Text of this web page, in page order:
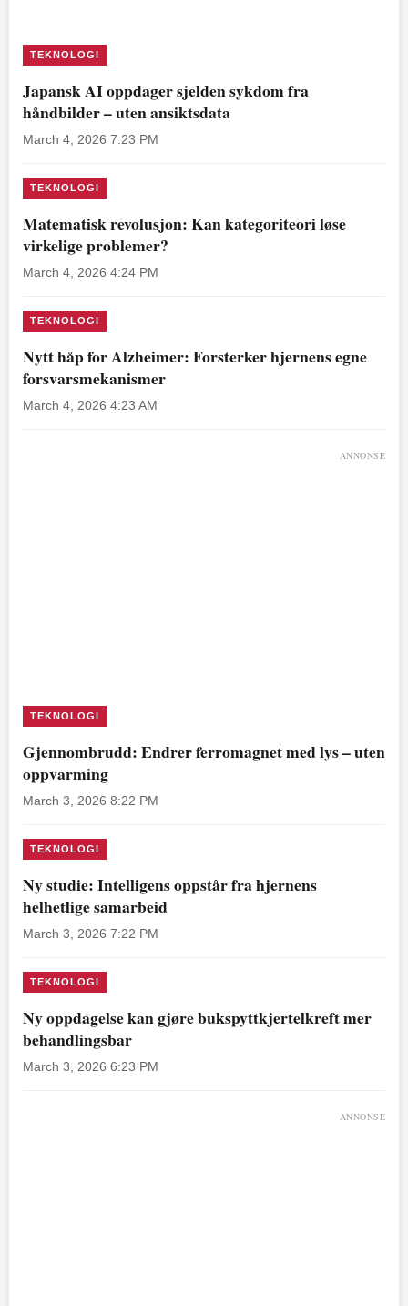
TEKNOLOGI
Japansk AI oppdager sjelden sykdom fra
håndbilder – uten ansiktsdata
March 4, 2026 7:23 PM
TEKNOLOGI
Matematisk revolusjon: Kan kategoriteori løse
virkelige problemer?
March 4, 2026 4:24 PM
TEKNOLOGI
Nytt håp for Alzheimer: Forsterker hjernens egne
forsvarsmekanismer
March 4, 2026 4:23 AM
ANNONSE
TEKNOLOGI
Gjennombrudd: Endrer ferromagnet med lys – uten
oppvarming
March 3, 2026 8:22 PM
TEKNOLOGI
Ny studie: Intelligens oppstår fra hjernens
helhetlige samarbeid
March 3, 2026 7:22 PM
TEKNOLOGI
Ny oppdagelse kan gjøre bukspyttkjertelkreft mer
behandlingsbar
March 3, 2026 6:23 PM
ANNONSE